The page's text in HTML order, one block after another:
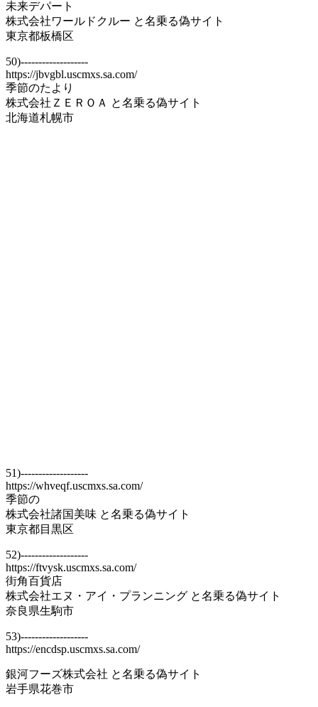
未来デパート
株式会社ワールドクルー と名乗る偽サイト
東京都板橋区
50)-------------------
https://jbvgbl.uscmxs.sa.com/
季節のたより
株式会社ＺＥＲＯＡ と名乗る偽サイト
北海道札幌市
51)-------------------
https://whveqf.uscmxs.sa.com/
季節の
株式会社諸国美味 と名乗る偽サイト
東京都目黒区
52)-------------------
https://ftvysk.uscmxs.sa.com/
街角百貨店
株式会社エヌ・アイ・プランニング と名乗る偽サイト
奈良県生駒市
53)-------------------
https://encdsp.uscmxs.sa.com/
銀河フーズ株式会社 と名乗る偽サイト
岩手県花巻市